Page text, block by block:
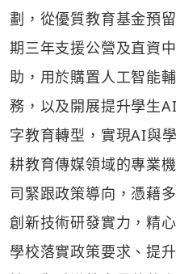
劃，從優質教育基金預
期三年支援公營及直資
助，用於購置人工智能
務，以及開展提升學生
字教育轉型，實現AI與
耕教育傳媒領域的專業
司緊跟政策導向，憑藉
創新技術研發實力，精
學校落實政策要求、提